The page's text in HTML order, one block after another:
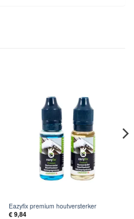
Eazyfix premium houtversterker
€9,84